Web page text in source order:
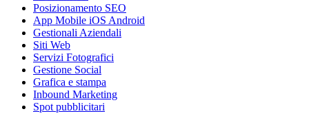
Posizionamento SEO
App Mobile iOS Android
Gestionali Aziendali
Siti Web
Servizi Fotografici
Gestione Social
Grafica e stampa
Inbound Marketing
Spot pubblicitari